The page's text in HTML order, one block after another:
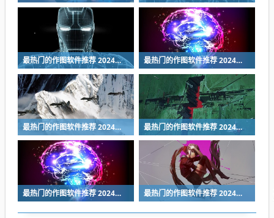
最热门的作图软件推荐 2024年好用的作图App排行榜 最热门的作图软件推荐 2024年好用的作图App排行榜
最热门的作图软件推荐 2024年好用的作图App排行榜 最热门的作图软件推荐 2024年好用的作图App排行榜
最热门的作图软件推荐 2024年好用的作图App排行榜 最热门的作图软件推荐 2024年好用的作图App排行榜